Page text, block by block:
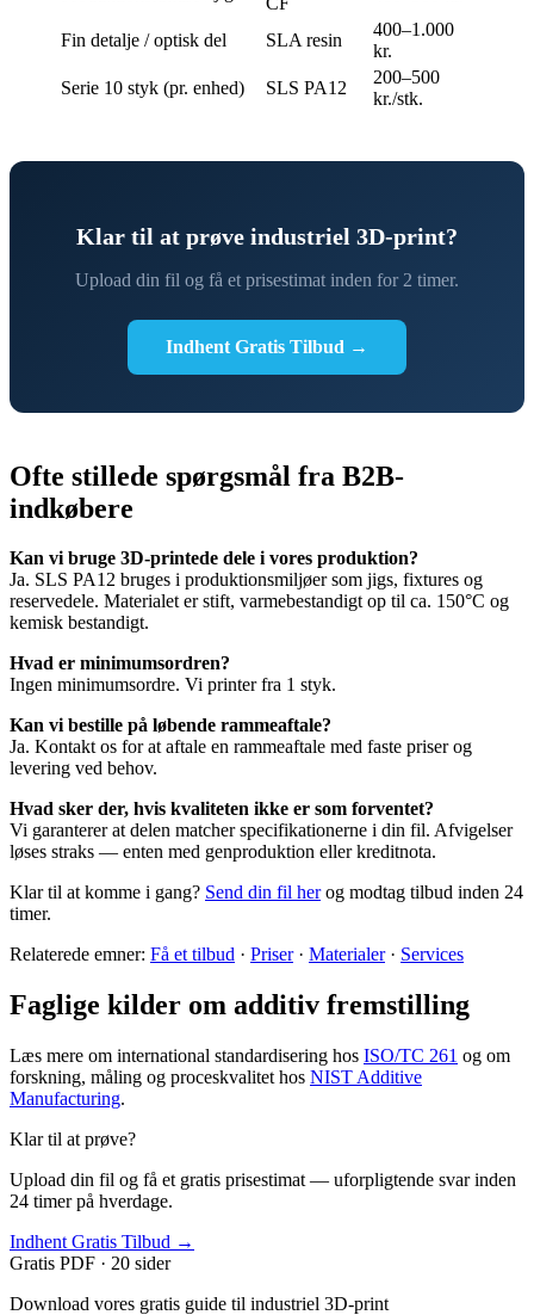
Fin detalje / optisk del SLA resin
400–1.000
kr.
Serie 10 styk (pr. enhed)
SLS PA12
200–500
kr./stk.
Klar til at prøve industriel 3D-print?
Upload din fil og få et prisestimat inden for 2 timer.
Indhent Gratis Tilbud →
Ofte stillede spørgsmål fra B2B-
indkøbere
Kan vi bruge 3D-printede dele i vores produktion?
Ja. SLS PA12 bruges i produktionsmiljøer som jigs, fixtures og
reservedele. Materialet er stift, varmebestandigt op til ca. 150°C og
kemisk bestandigt.
Hvad er minimumsordren?
Ingen minimumsordre. Vi printer fra 1 styk.
Kan vi bestille på løbende rammeaftale?
Ja. Kontakt os for at aftale en rammeaftale med faste priser og
levering ved behov.
Hvad sker der, hvis kvaliteten ikke er som forventet?
Vi garanterer at delen matcher specifikationerne i din fil. Afvigelser
løses straks — enten med genproduktion eller kreditnota.
Klar til at komme i gang? Send din fil herog modtag tilbud inden 24
timer.
Relaterede emner: Få et tilbud · Priser· Materialer· Services
Faglige kilder om additiv fremstilling
Læs mere om international standardisering hos ISO/TC 261 og om
forskning, måling og proceskvalitet hos NIST Additive
Manufacturing.
Klar til at prøve?
Upload din fil og få et gratis prisestimat — uforpligtende svar inden
24 timer på hverdage.
Indhent Gratis Tilbud →
Gratis PDF · 20 sider
Download vores gratis guide til industriel 3D-print